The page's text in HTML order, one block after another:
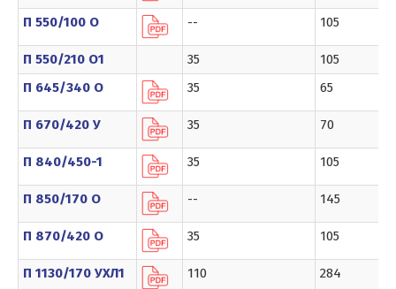
П 550/100 О -- 105
П 550/210 О1 35 105
П 645/340 О
35 65
П 670/420 У 35 70
П 840/450-1 35 105
П 850/170 О -- 145
П 870/420 О 35 105
П 1130/170 УХЛ1 110 284